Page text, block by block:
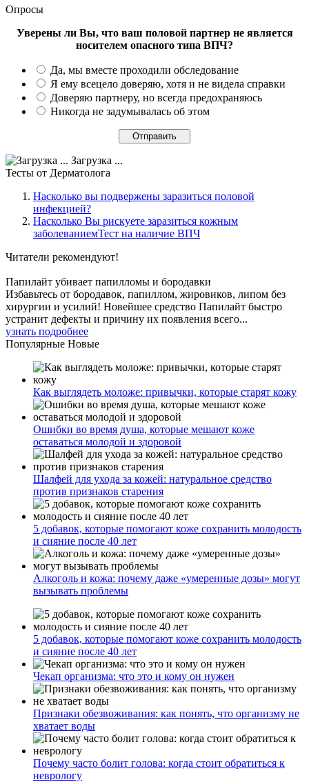
Опросы
Уверены ли Вы, что ваш половой партнер не является
носителем опасного типа ВПЧ?
Да, мы вместе проходили обследование
Я ему всецело доверяю, хотя и не видела справки
Доверяю партнеру, но всегда предохраняюсь
Никогда не задумывалась об этом
Загрузка ...
Тесты от Дерматолога
Насколько вы подвержены заразиться половой
инфекцией?
Насколько Вы рискуете заразиться кожным
заболеваниемТест на наличие ВПЧ
Читатели рекомендуют!
Папилайт убивает папилломы и бородавки
Избавьтесь от бородавок, папиллом, жировиков, липом без
хирургии и усилий! Новейшее средство Папилайт быстро
устранит дефекты и причину их появления всего...
узнать подробнее
Популярные Новые
Как выглядеть моложе: привычки, которые старят кожу
Ошибки во время душа, которые мешают коже
оставаться молодой и здоровой
Шалфей для ухода за кожей: натуральное средство
против признаков старения
5 добавок, которые помогают коже сохранить молодость
и сияние после 40 лет
Алкоголь и кожа: почему даже «умеренные дозы» могут
вызывать проблемы
5 добавок, которые помогают коже сохранить молодость
и сияние после 40 лет
Чекап организма: что это и кому он нужен
Признаки обезвоживания: как понять, что организму не
хватает воды
Почему часто болит голова: когда стоит обратиться к
неврологу